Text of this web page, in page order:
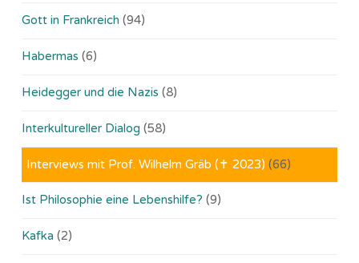
Gott in Frankreich (94)
Habermas (6)
Heidegger und die Nazis (8)
Interkultureller Dialog (58)
Interviews mit Prof. Wilhelm Gräb (✝ 2023) (66)
Ist Philosophie eine Lebenshilfe? (9)
Kafka (2)